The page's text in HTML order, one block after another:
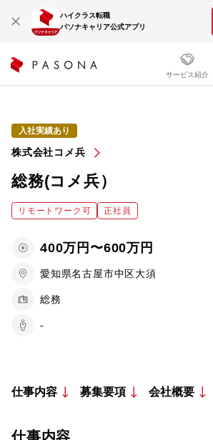
ハイクラス転職
パソナキャリア公式アプリ
サービス紹介
入社実績あり
株式会社コメ兵
総務(コメ兵）
リモートワーク可 正社員
400万円〜600万円
愛知県名古屋市中区大須
総務
-
仕事内容 募集要項 会社概要
仕事内容